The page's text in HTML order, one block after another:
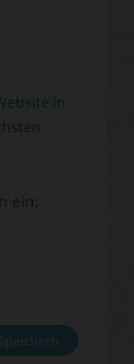
in
ein: